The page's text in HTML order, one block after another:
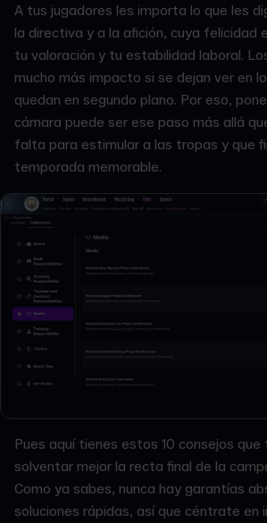
A tus jugadores les importa lo que les
la directiva y a la afición, cuya felicidad
tu valoración y tu estabilidad laboral.
mucho más impacto si se dejan ver en
quedan en segundo plano. Por eso,
cámara puede ser ese paso más allá
falta para estimular a las tropas y que
temporada memorable.
Pues aquí tienes estos 10 consejos que
solventar mejor la recta final de la
Como ya sabes, nunca hay garantías
soluciones rápidas, así que céntrate